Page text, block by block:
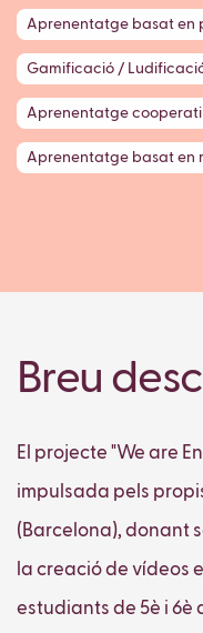
Aprenentatge basat en
Gamificació /
Aprenentatge
Aprenentatge basat en
Breu
El projecte "We are
impulsada pels
(Barcelona), donant
la creació de vídeos
estudiants de 5è i 6è